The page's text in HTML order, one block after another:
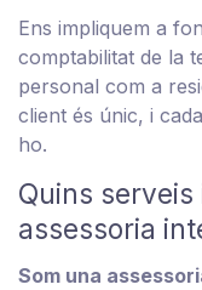
Ens impliquem a
comptabilitat de la
personal com a
client és únic, i
ho.
Quins
assessoria
Som una